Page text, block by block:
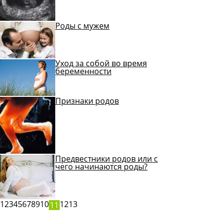
Роды с мужем
Уход за собой во время
беременности
Признаки родов
Предвестники родов или с
чего начинаются роды?
1234567891011 1213